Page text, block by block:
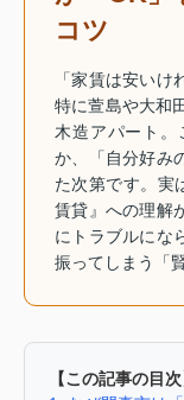
コツ
「家賃は安い
特に萱島や大和
木造アパート。
か、「自分好み
た次第です。実
賃貸』への理解
にトラブルにな
振ってしまう「
【この記事の目次